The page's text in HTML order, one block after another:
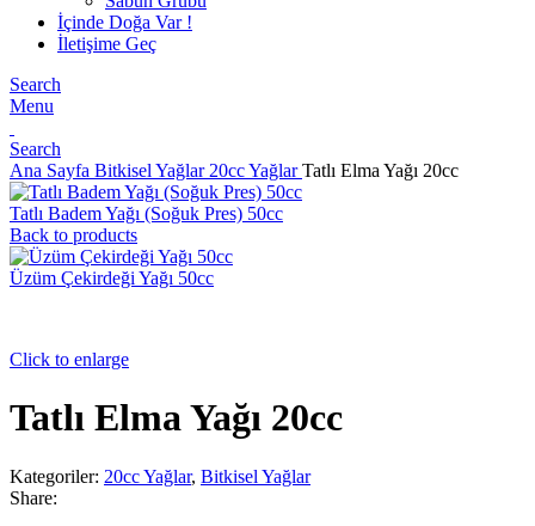
İçinde Doğa Var !
İletişime Geç
Search
Menu
Search
Ana Sayfa Bitkisel Yağlar 20cc YağlarTatlı Elma Yağı 20cc
Tatlı Badem Yağı (Soğuk Pres) 50cc
Back to products
Üzüm Çekirdeği Yağı 50cc
Click to enlarge
Tatlı Elma Yağı 20cc
Kategoriler: 20cc Yağlar, Bitkisel Yağlar
Share: